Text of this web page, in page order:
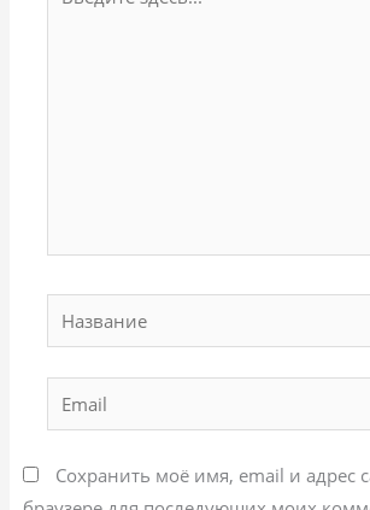
здесь...
Название
Сохранить моё имя, email и адрес